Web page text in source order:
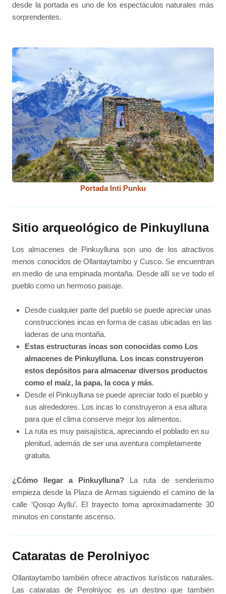
desde la portada es uno de los espectáculos naturales más
sorprendentes.
Portada Inti Punku
Sitio arqueológico de Pinkuylluna
Los almacenes de Pinkuylluna son uno de los atractivos
menos conocidos de Ollantaytambo y Cusco. Se encuentran
en medio de una empinada montaña. Desde allí se ve todo el
pueblo como un hermoso paisaje.
Desde cualquier parte del pueblo se puede apreciar unas
construcciones incas en forma de casas ubicadas en las
laderas de una montaña.
Estas estructuras incas son conocidas como Los
almacenes de Pinkuylluna. Los incas construyeron
estos depósitos para almacenar diversos productos
como el maíz, la papa, la coca y más.
Desde el Pinkuylluna se puede apreciar todo el pueblo y
sus alrededores. Los incas lo construyeron a esa altura
para que el clima conserve mejor los alimentos.
La ruta es muy paisajística, apreciando el poblado en su
plenitud, además de ser una aventura completamente
gratuita.
¿Cómo llegar a Pinkuylluna? La ruta de senderismo
empieza desde la Plaza de Armas siguiendo el camino de la
calle ‘Qosqo Ayllu’. El trayecto toma aproximadamente 30
minutos en constante ascenso.
Cataratas de Perolniyoc
Ollantaytambo también ofrece atractivos turísticos naturales.
Las cataratas de Perolniyoc es un destino que también